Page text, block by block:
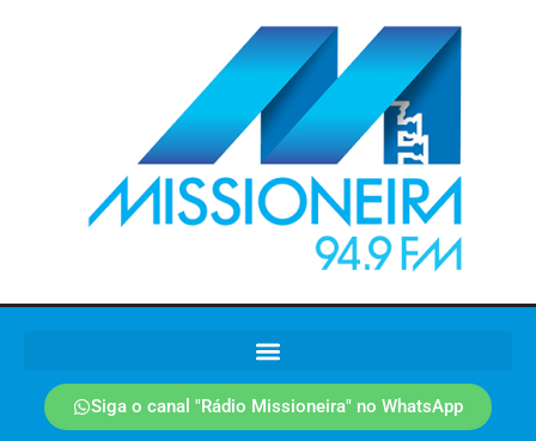
Siga o canal "Rádio Missioneira" no WhatsApp